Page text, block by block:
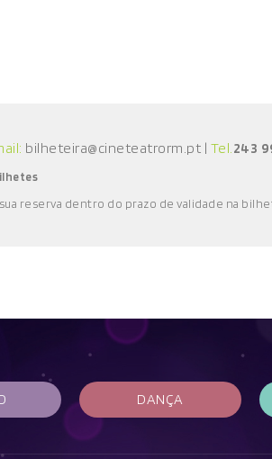
bilheteira@cineteatrorm.pt | Tel. 243
reserva dentro do prazo de validade na
DANÇA